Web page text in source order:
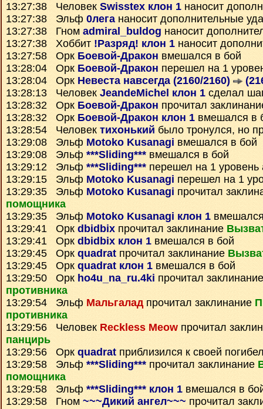
13:27:38 Человек Swisstex клон 1 наносит
13:27:38 Эльф 0легананосит дополнительные
13:27:38 Гном admiral_buldog наносит
13:27:38 Хоббит !Разряд! клон 1 наносит
13:27:58 Орк Боевой-Дракон вмешался в бой
13:28:04 Орк Боевой-Дракон перешел на 1
13:28:04 Орк Невеста навсегда (2160/2160)
13:28:13 Человек JeandeMichel клон 1 сделал
13:28:32 Орк Боевой-Дракон прочитал
13:28:32 Орк Боевой-Дракон клон 1 вмешался в
13:28:54 Человек тихонький было тронулся, но
13:29:08 Эльф Motoko Kusanagi вмешался в бой
13:29:08 Эльф ***Sliding*** вмешался в бой
13:29:12 Эльф ***Sliding*** перешел на 1 уровень
13:29:15 Эльф Motoko Kusanagi перешел на 1
13:29:35 Эльф Motoko Kusanagi прочитал
помощника
13:29:35 Эльф Motoko Kusanagi клон 1
13:29:41 Орк dbidbix прочитал заклинание
13:29:41 Орк dbidbix клон 1 вмешался в бой
13:29:45 Орк quadrat прочитал заклинание
13:29:45 Орк quadrat клон 1 вмешался в бой
13:29:50 Орк ho4u_na_ru.4ki прочитал
противника
13:29:54 Эльф Мальгаладпрочитал заклинание
противника
13:29:56 Человек Reckless Meow прочитал
панцирь
13:29:56 Орк quadrat приблизился к своей
13:29:58 Эльф ***Sliding*** прочитал заклинание
помощника
13:29:58 Эльф ***Sliding*** клон 1 вмешался в
13:29:58 Гном ~~~Дикий ангел~~~ прочитал